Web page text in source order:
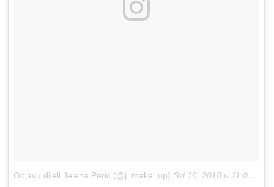
Objavu dijeli Jelena Peric (@j_make_up) Svi 16, 2018 u 11:00 PDT